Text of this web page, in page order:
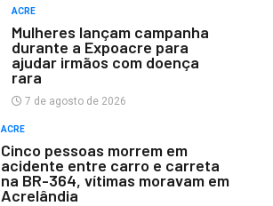
ACRE
Mulheres lançam campanha
durante a Expoacre para
ajudar irmãos com doença
rara
7 de agosto de 2026
ACRE
Cinco pessoas morrem em
acidente entre carro e carreta
na BR-364, vítimas moravam em
Acrelândia